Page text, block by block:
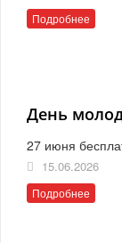
Подробнее
День
27 июня
15.06.2026
Подробнее